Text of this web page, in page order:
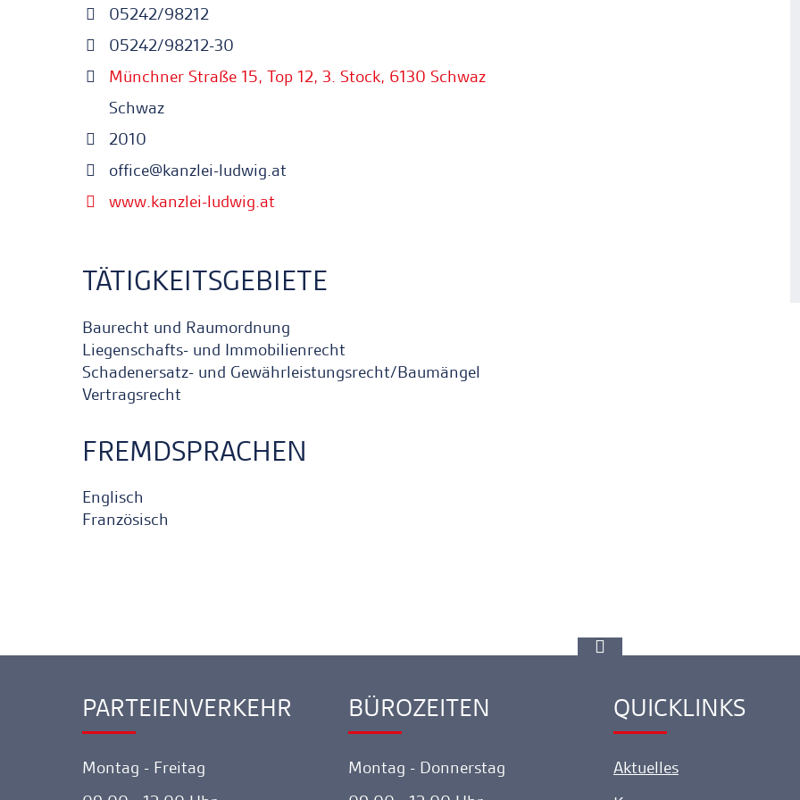
05242/98212
05242/98212-30
Münchner Straße 15, Top 12, 3. Stock, 6130 Schwaz
Schwaz
2010
office@kanzlei-ludwig.at
www.kanzlei-ludwig.at
TÄTIGKEITSGEBIETE
Baurecht und Raumordnung
Liegenschafts- und Immobilienrecht
Schadenersatz- und Gewährleistungsrecht/Baumängel
Vertragsrecht
FREMDSPRACHEN
Englisch
Französisch
Ankerlink
PARTEIENVERKEHR
Montag - Freitag
Ankerlink
BÜROZEITEN
Montag - Donnerstag
Ankerlink
QUICKLINKS
Aktuelles
zur